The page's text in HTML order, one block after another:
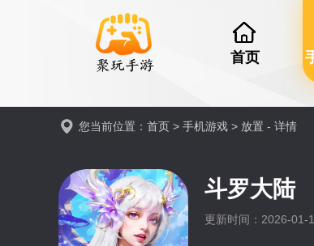
首页
您当前位置： 首页 > 手机游戏 > 放置 - 详情
斗罗大陆
更新时间：2026-01-